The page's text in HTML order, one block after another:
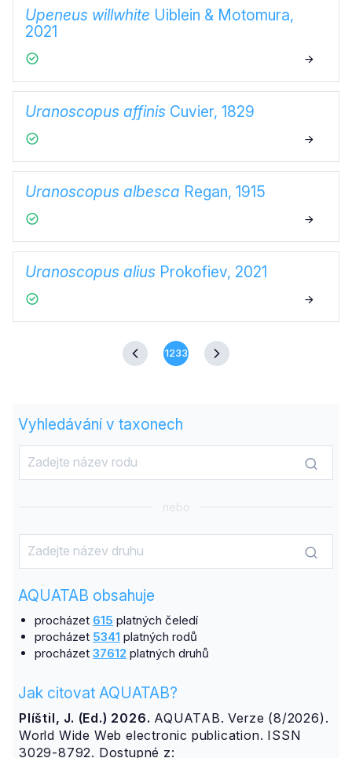
Upeneus willwhite Uiblein & Motomura,
2021
Uranoscopus affinis Cuvier, 1829
Uranoscopus albesca Regan, 1915
Uranoscopus alius Prokofiev, 2021
1233
Vyhledávání v taxonech
nebo
AQUATAB obsahuje
procházet 615 platných čeledí
procházet 5341 platných rodů
procházet 37612 platných druhů
Jak citovat AQUATAB?
Plíštil, J. (Ed.) 2026. AQUATAB. Verze (8/2026).
World Wide Web electronic publication. ISSN
3029-8792. Dostupné z: